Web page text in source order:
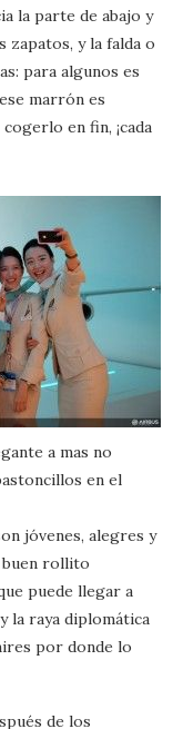
la parte de abajo y
zapatos, y la falda o
para algunos es
marrón es
en fin, ¡cada
a mas no
en el
jóvenes, alegres y
buen rollito
puede llegar a
la raya diplomática
por donde lo
de los